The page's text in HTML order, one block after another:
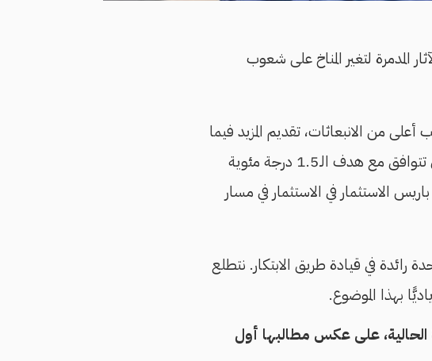
المدمرة لتغير المناخ على شعوب
من الانبعاثات، تقديم المزيد فيما
يخص خطط "المساهمات المحددة وطنيًا" لتقليص مستويات الانبعاثات كي تتوافق مع هدف الـ1.5 درجة مئوية
الاستثمار في الاستثمار في مسار
رائدة في قيادة طريق الابتكار. نتطلع
بهذا الموضوع.
الحالية، على عكس مطالبها أول